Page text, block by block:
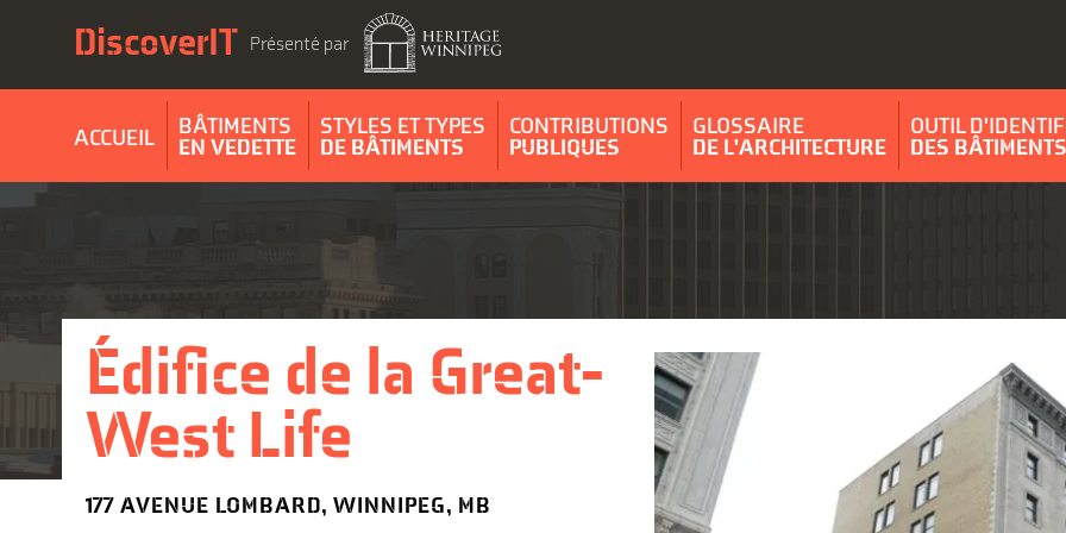
DiscoverIT Présenté par
ACCUEIL BÂTIMENTS
EN VEDETTE
STYLES ET TYPES
DE BÂTIMENTS
CONTRIBUTIONS
PUBLIQUES
GLOSSAIRE
DE L'ARCHITECTURE
OUTIL
DES BÂTIMENTS
Édifice de la Great-
West Life
177 AVENUE LOMBARD, WINNIPEG, MB